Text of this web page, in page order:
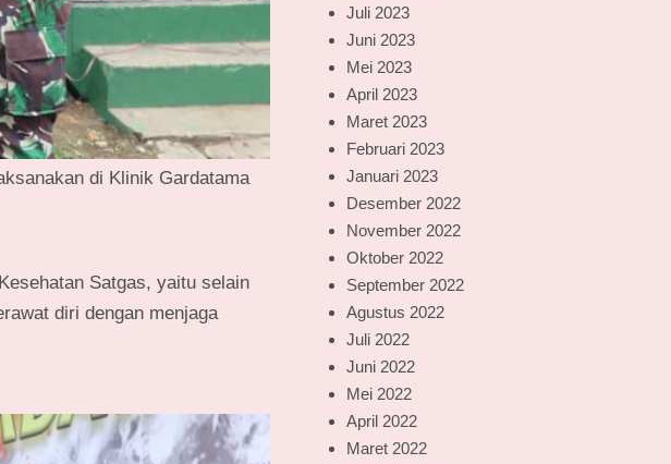
di Klinik Gardatama
Satgas, yaitu selain
diri dengan menjaga
Juli 2023
Juni 2023
Mei 2023
April 2023
Maret 2023
Februari 2023
Januari 2023
Desember 2022
November 2022
Oktober 2022
September 2022
Agustus 2022
Juli 2022
Juni 2022
Mei 2022
April 2022
Maret 2022